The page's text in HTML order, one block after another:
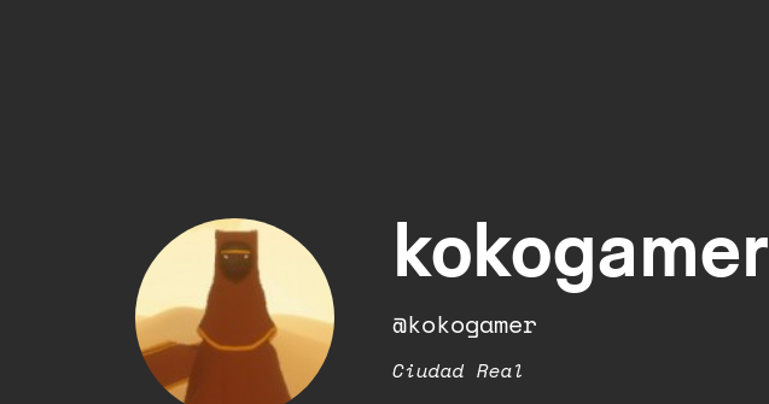
kokogamer
@kokogamer
Ciudad Real